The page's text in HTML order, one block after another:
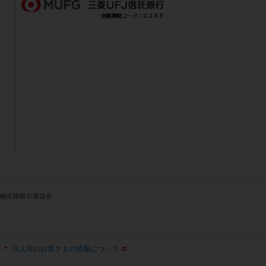
先物取引業協会
法人等のお客さまの情報について